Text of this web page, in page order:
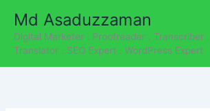
content
Md Asaduzzaman
Digital Marketer . Proofreader . Transcriber .
Translator . SEO Expert . WordPress Expert
a
t
e